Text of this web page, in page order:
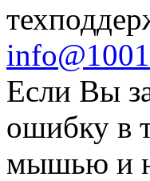
Если Вы
ошибку в
мышью и